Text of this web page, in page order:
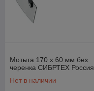
Мотыга 170 х 60 мм без
черенка СИБРТЕХ Россия
Нет в наличии